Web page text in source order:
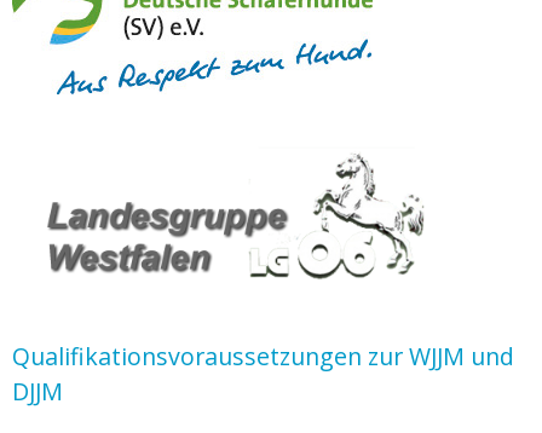
Qualifikationsvoraussetzungen zur WJJM und
DJJM